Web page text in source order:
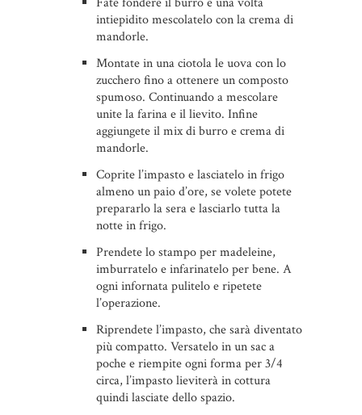
intiepidito mescolatelo con la crema di
mandorle.
Montate in una ciotola le uova con lo
zucchero fino a ottenere un composto
spumoso. Continuando a mescolare
unite la farina e il lievito. Infine
aggiungete il mix di burro e crema di
mandorle.
Coprite l’impasto e lasciatelo in frigo
almeno un paio d’ore, se volete potete
prepararlo la sera e lasciarlo tutta la
notte in frigo.
Prendete lo stampo per madeleine,
imburratelo e infarinatelo per bene. A
ogni infornata pulitelo e ripetete
l’operazione.
Riprendete l’impasto, che sarà diventato
più compatto. Versatelo in un sac a
poche e riempite ogni forma per 3/4
circa, l’impasto lieviterà in cottura
quindi lasciate dello spazio.